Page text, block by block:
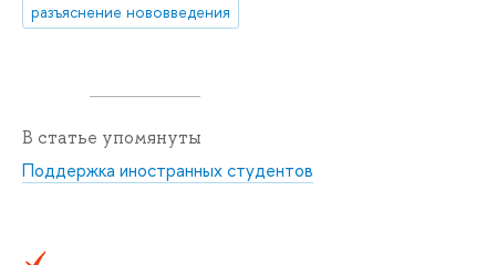
разъяснение нововведения
В статье упомянуты
Поддержка иностранных студентов